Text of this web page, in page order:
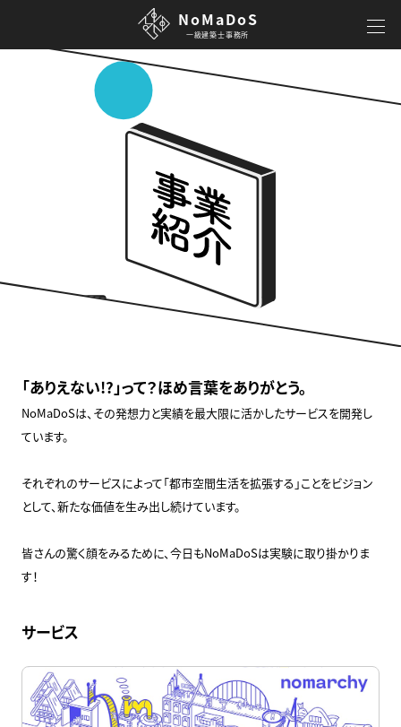
NoMaDoS
一級建築士事務所
「ありえない!?」って？ほめ言葉をありがとう。
NoMaDoSは、その発想力と実績を最大限に活かしたサービスを開発し
ています。
それぞれのサービスによって「都市空間生活を拡張する」ことをビジョン
として、新たな価値を生み出し続けています。
皆さんの驚く顔をみるために、今日もNoMaDoSは実験に取り掛かりま
す！
サービス